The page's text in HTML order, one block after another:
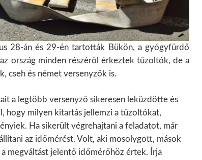
28-án és 29-én tartották Bükön, a gyógyfürdő
ország minden részéről érkeztek tűzoltók, de a
cseh és német versenyzők is.
a legtöbb versenyző sikeresen leküzdötte és
hogy milyen kitartás jellemzi a tűzoltókat,
Ha sikerült végrehajtani a feladatot, már
az időmérést. Volt, aki mosolygott, mások
megváltást jelentő időmérőhöz értek. Írja